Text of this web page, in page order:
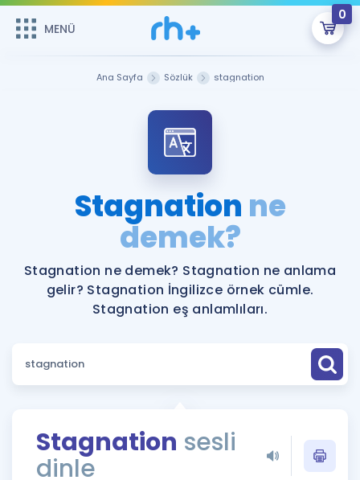
MENÜ
0
Şifremi Hatırlamıyorum
Sepetin Şu An Boş.
Remzi Hoca ile seni sınava hazırlayacak onlarca eğitim seni
bekliyor!
MENÜ
Katılımcı Görüşleri
Faydalı Araçlar
Ücretsiz Kaynaklar
Puan Hesaplama
ÖSYM Sınav Takvimi
İngilizce Gramer
Ana Sayfa Sözlük stagnation
Stagnation ne
demek?
Stagnation ne demek? Stagnation ne anlama
gelir? Stagnation İngilizce örnek cümle.
Stagnation eş anlamlıları.
Stagnation sesli
dinle